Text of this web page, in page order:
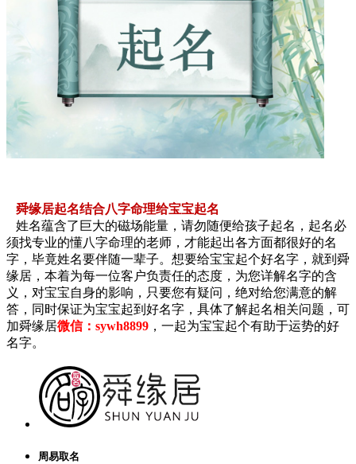
舜缘居起名结合八字命理给宝宝起名
姓名蕴含了巨大的磁场能量，请勿随便给孩子起名，起名必
须找专业的懂八字命理的老师，才能起出各方面都很好的名
字，毕竟姓名要伴随一辈子。想要给宝宝起个好名字，就到舜
缘居，本着为每一位客户负责任的态度，为您详解名字的含
义，对宝宝自身的影响，只要您有疑问，绝对给您满意的解
答，同时保证为宝宝起到好名字，具体了解起名相关问题，可
加舜缘居微信：sywh8899 ，一起为宝宝起个有助于运势的好
名字。
周易取名